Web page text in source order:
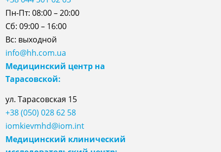
Пн-Пт: 08:00 – 20:00
Сб: 09:00 – 16:00
Вс: выходной
info@hh.com.ua
Медицинский центр на
Тарасовской:
ул.Тарасовская 15
+38 (050) 028 62 58
iomkievmhd@iom.int
Медицинский клинический